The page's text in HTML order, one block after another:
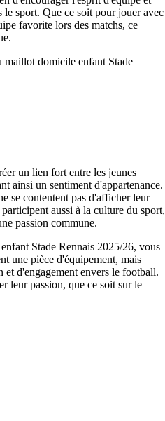
le sport. Que ce soit pour jouer avec
favorite lors des matchs, ce
maillot domicile enfant Stade
un lien fort entre les jeunes
ainsi un sentiment d'appartenance.
se contentent pas d'afficher leur
aussi à la culture du sport,
passion commune.
Stade Rennais 2025/26, vous
une pièce d'équipement, mais
et d'engagement envers le football.
leur passion, que ce soit sur le